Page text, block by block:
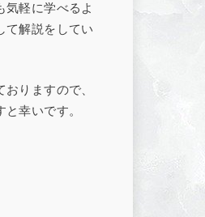
気軽に学べるよ
て解説をしてい
りますので、
幸いです。